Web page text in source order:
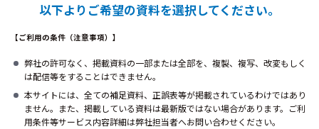
以下よりご希望の資料を選択してください。
【ご利用の条件（注意事項）】
弊社の許可なく、掲載資料の一部または全部を、複製、複写、改変もしく
は配信等をすることはできません。
本サイトには、全ての補足資料、正誤表等が掲載されているわけではあり
ません。また、掲載している資料は最新版ではない場合があります。ご利
用条件等サービス内容詳細は弊社担当者へお問い合わせください。